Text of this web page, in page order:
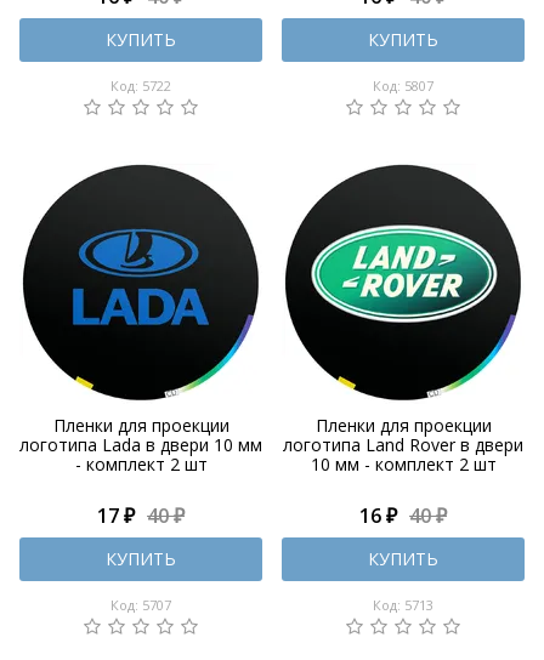
КУПИТЬ
Код: 5722
КУПИТЬ
Код: 5807
Пленки для проекции
логотипа Lada в двери 10 мм
- комплект 2 шт
17 ₽ 40 ₽
КУПИТЬ
Код: 5707
Пленки для проекции
логотипа Land Rover в двери
10 мм - комплект 2 шт
16 ₽ 40 ₽
КУПИТЬ
Код: 5713